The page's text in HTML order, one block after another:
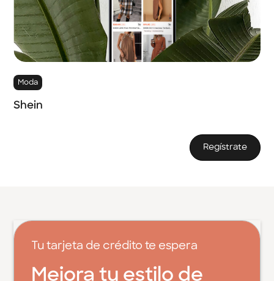
Moda
Shein
Regístrate
Tu tarjeta de crédito te espera
Mejora tu estilo de